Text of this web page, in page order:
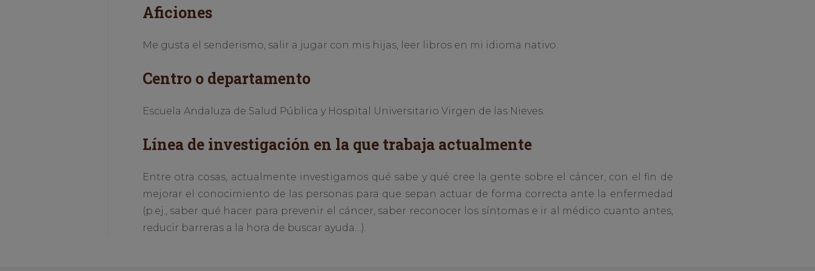
Aficiones
Me gusta el senderismo, salir a jugar con mis hijas, leer libros en mi idioma nativo.
Centro o departamento
Escuela Andaluza de Salud Pública y Hospital Universitario Virgen de las Nieves.
Línea de investigación en la que trabaja actualmente
Entre otra cosas, actualmente investigamos qué sabe y qué cree la gente sobre el cáncer, con el fin de
mejorar el conocimiento de las personas para que sepan actuar de forma correcta ante la enfermedad
(p.ej., saber qué hacer para prevenir el cáncer, saber reconocer los síntomas e ir al médico cuanto antes,
reducir barreras a la hora de buscar ayuda…).